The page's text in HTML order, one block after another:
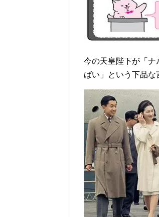
今の天皇陛下が「ナ
ばい」という下品な